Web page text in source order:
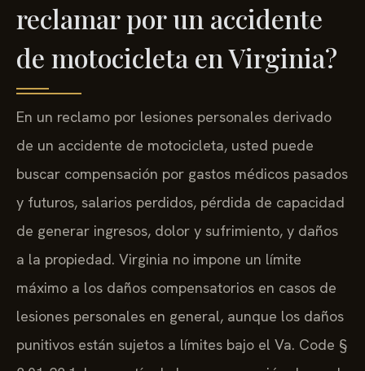
reclamar por un accidente
de motocicleta en Virginia?
En un reclamo por lesiones personales derivado
de un accidente de motocicleta, usted puede
buscar compensación por gastos médicos pasados
y futuros, salarios perdidos, pérdida de capacidad
de generar ingresos, dolor y sufrimiento, y daños
a la propiedad. Virginia no impone un límite
máximo a los daños compensatorios en casos de
lesiones personales en general, aunque los daños
punitivos están sujetos a límites bajo el Va. Code §